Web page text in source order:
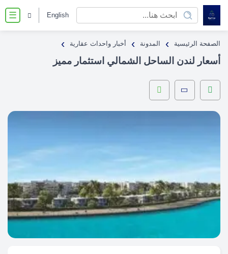
☰ English
الصفحة الرئيسية › المدونة › أخبار واحداث عقارية ›
أسعار لندن الساحل الشمالي استثمار مميز